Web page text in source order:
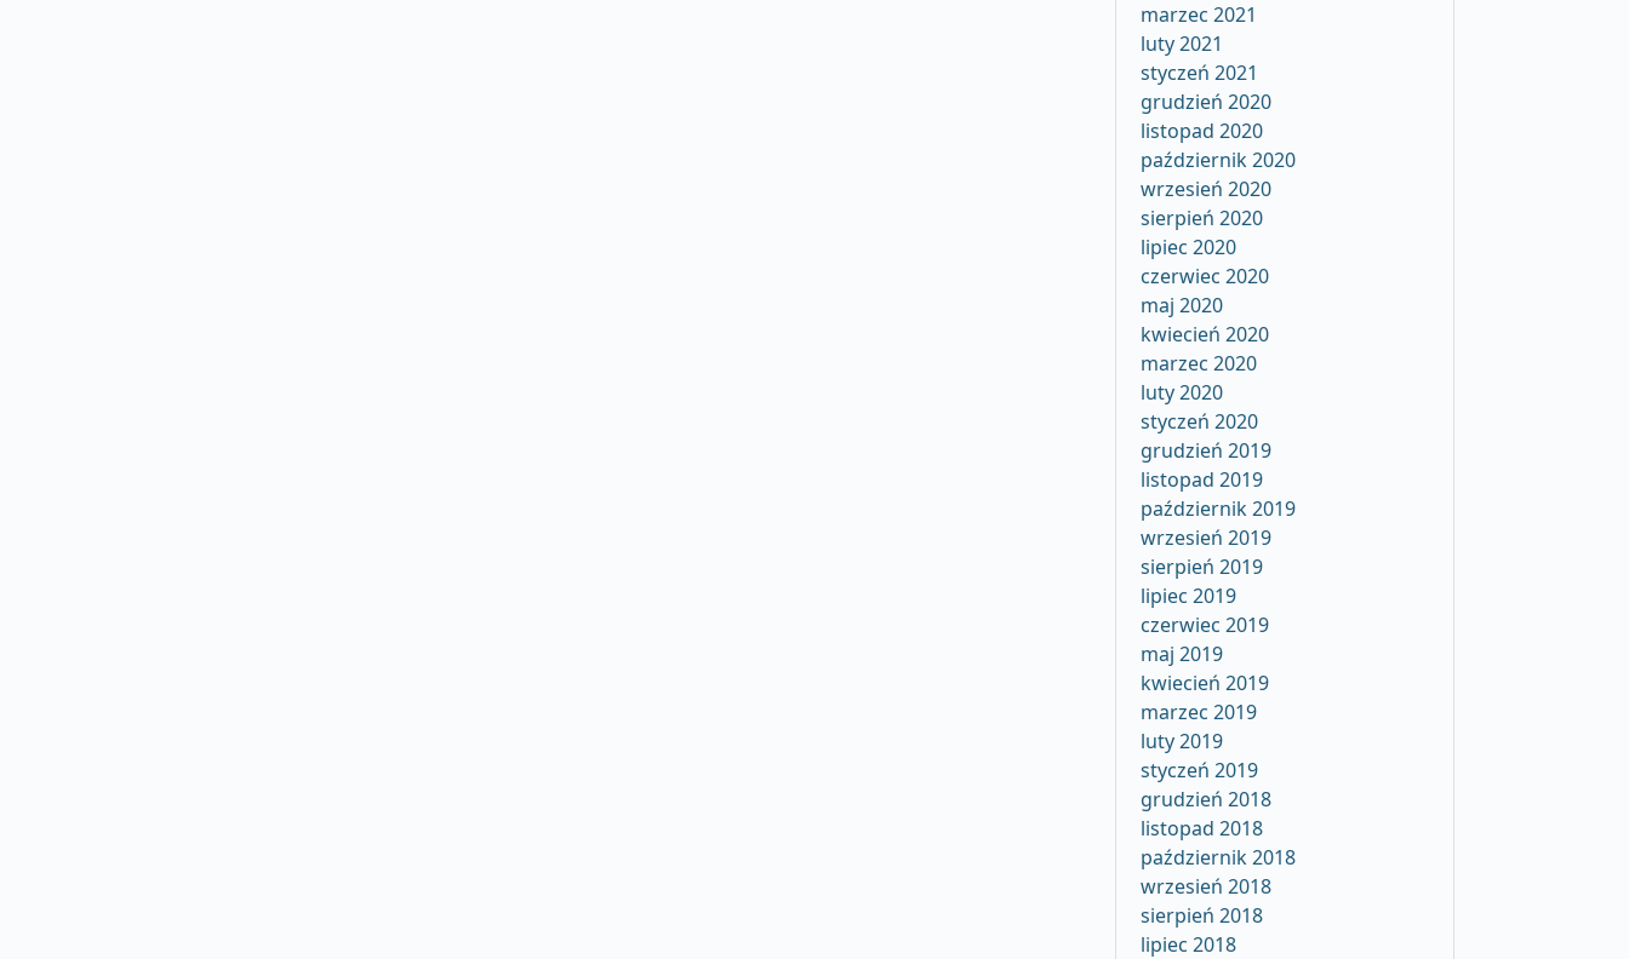
marzec 2021
luty 2021
styczeń 2021
grudzień 2020
listopad 2020
październik 2020
wrzesień 2020
sierpień 2020
lipiec 2020
czerwiec 2020
maj 2020
kwiecień 2020
marzec 2020
luty 2020
styczeń 2020
grudzień 2019
listopad 2019
październik 2019
wrzesień 2019
sierpień 2019
lipiec 2019
czerwiec 2019
maj 2019
kwiecień 2019
marzec 2019
luty 2019
styczeń 2019
grudzień 2018
listopad 2018
październik 2018
wrzesień 2018
sierpień 2018
lipiec 2018